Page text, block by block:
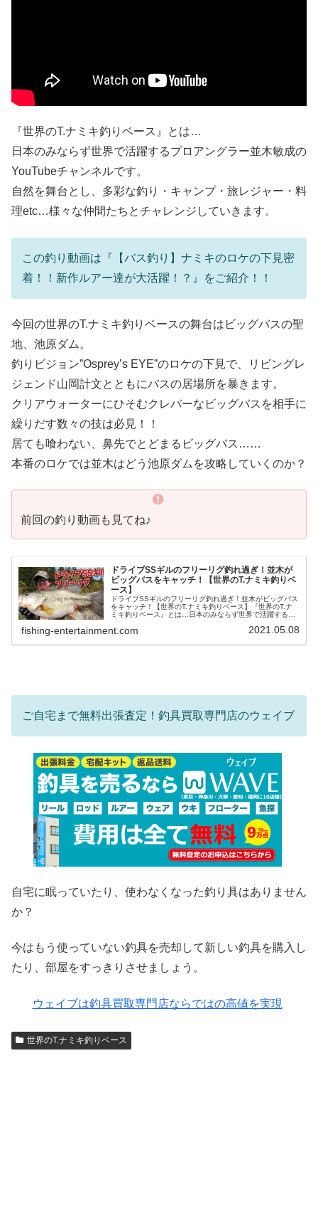
『世界のT.ナミキ釣りベース』とは…
日本のみならず世界で活躍するプロアングラー並木敏成の
YouTubeチャンネルです。
自然を舞台とし、多彩な釣り・キャンプ・旅レジャー・料
理etc…様々な仲間たちとチャレンジしていきます。
この釣り動画は『【バス釣り】ナミキのロケの下見密
着！！新作ルアー達が大活躍！？』をご紹介！！
今回の世界のT.ナミキ釣りベースの舞台はビッグバスの聖
地、池原ダム。
釣りビジョン”Osprey’s EYE”のロケの下見で、リビングレ
ジェンド山岡計文とともにバスの居場所を暴きます。
クリアウォーターにひそむクレバーなビッグバスを相手に
繰りだす数々の技は必見！！
居ても喰わない、鼻先でとどまるビッグバス……
本番のロケでは並木はどう池原ダムを攻略していくのか？
前回の釣り動画も見てね♪
ドライブSSギルのフリーリグ釣れ過ぎ！並木が
ビッグバスをキャッチ！【世界のT.ナミキ釣りベ
ース】
ドライブSSギルのフリーリグ釣れ過ぎ！並木がビッグバス
をキャッチ！【世界のT.ナミキ釣りベース】『世界のT.ナ
ミキ釣りベース』とは…日本のみならず世界で活躍するプ
舞台とし、多彩な釣り...
fishing-entertainment.com 2021.05.08
ご自宅まで無料出張査定！釣具買取専門店のウェイブ
自宅に眠っていたり、使わなくなった釣り具はありません
か？
今はもう使っていない釣具を売却して新しい釣具を購入し
たり、部屋をすっきりさせましょう。
ウェイブは釣具買取専門店ならではの高値を実現
世界のT.ナミキ釣りベース